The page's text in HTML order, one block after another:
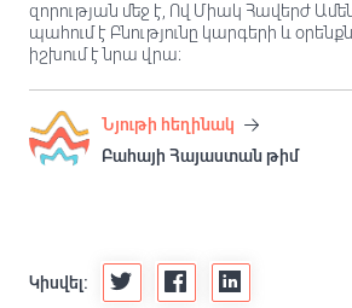
զորության մեջ է, Ով Միակ Հավերժ
պահում է Բնությունը կարգերի և
իշխում է նրա վրա։
Նյութի հեղինակ
Բահայի Հայաստան թիմ
Կիսվել: